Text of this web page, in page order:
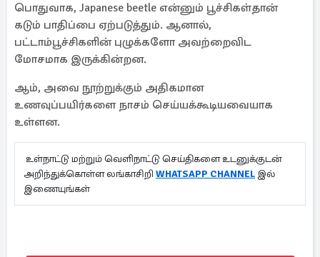
பொதுவாக, Japanese beetle என்னும் பூச்சிகள்தான்
கடும் பாதிப்பை ஏற்படுத்தும். ஆனால்,
பட்டாம்பூச்சிகளின் புழுக்களோ அவற்றைவிட
மோசமாக இருக்கின்றன.
ஆம், அவை நூற்றுக்கும் அதிகமான
உணவுப்பயிர்களை நாசம் செய்யக்கூடியவையாக
உள்ளன.
உள்நாட்டு மற்றும் வெளிநாட்டு செய்திகளை உடனுக்குடன்
அறிந்துக்கொள்ள லங்காசிறி WHATSAPP CHANNEL இல்
இணையுங்கள்